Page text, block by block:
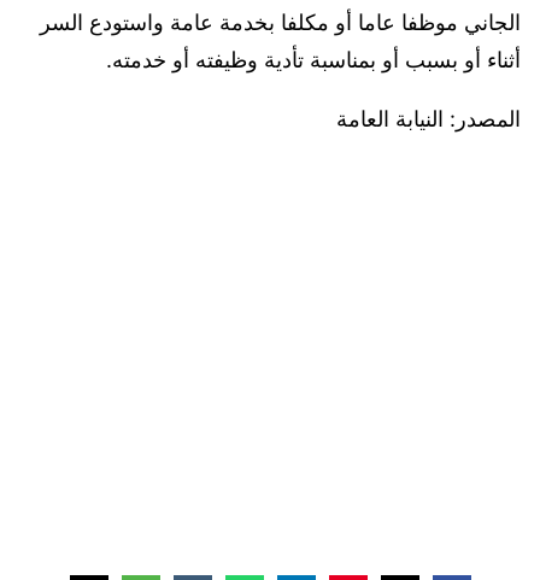
الجاني موظفا عاما أو مكلفا بخدمة عامة واستودع السر
أثناء أو بسبب أو بمناسبة تأدية وظيفته أو خدمته.
المصدر: النيابة العامة